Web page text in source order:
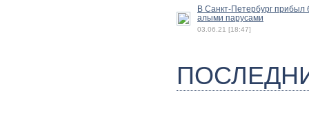
В Санкт-Петербург прибыл
алыми парусами
03.06.21 [18:47]